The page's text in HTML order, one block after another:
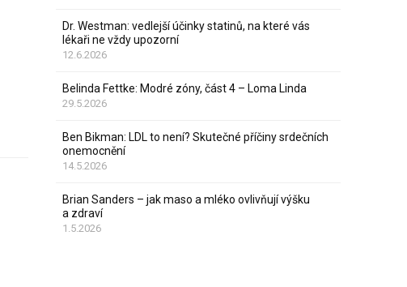
Dr. Westman: vedlejší účinky statinů, na které vás
lékaři ne vždy upozorní
12.6.2026
Belinda Fettke: Modré zóny, část 4 – Loma Linda
29.5.2026
Ben Bikman: LDL to není? Skutečné příčiny srdečních
onemocnění
14.5.2026
Brian Sanders – jak maso a mléko ovlivňují výšku
a zdraví
1.5.2026